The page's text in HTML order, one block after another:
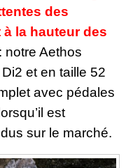
des
la hauteur des
: notre Aethos
et en taille 52
avec pédales
lorsqu’il est
sur le marché.